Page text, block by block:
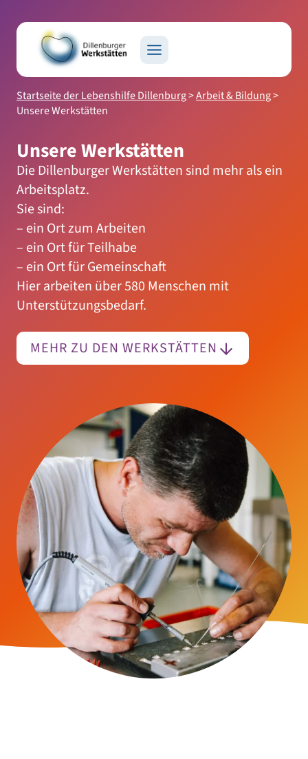
Inhalt
springen
Startseite der Lebenshilfe Dillenburg>Arbeit & Bildung>
Unsere Werkstätten
Unsere Werkstätten
Die Dillenburger Werkstätten sind mehr als ein
Arbeitsplatz.
Sie sind:
– ein Ort zum Arbeiten
– ein Ort für Teilhabe
– ein Ort für Gemeinschaft
Hier arbeiten über 580 Menschen mit
Unterstützungsbedarf.
MEHR ZU DEN WERKSTÄTTEN